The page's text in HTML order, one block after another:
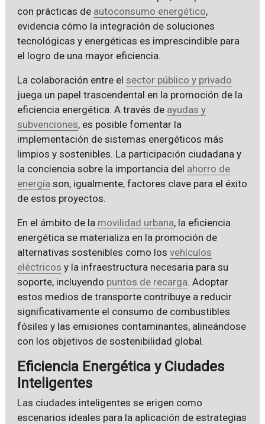
con prácticas de autoconsumo energético,
evidencia cómo la integración de soluciones
tecnológicas y energéticas es imprescindible para
el logro de una mayor eficiencia.
La colaboración entre el sector público y privado
juega un papel trascendental en la promoción de la
eficiencia energética. A través de ayudas y
subvenciones, es posible fomentar la
implementación de sistemas energéticos más
limpios y sostenibles. La participación ciudadana y
la conciencia sobre la importancia del ahorro de
energía son, igualmente, factores clave para el éxito
de estos proyectos.
En el ámbito de la movilidad urbana, la eficiencia
energética se materializa en la promoción de
alternativas sostenibles como los vehículos
eléctricos y la infraestructura necesaria para su
soporte, incluyendo puntos de recarga. Adoptar
estos medios de transporte contribuye a reducir
significativamente el consumo de combustibles
fósiles y las emisiones contaminantes, alineándose
con los objetivos de sostenibilidad global.
Eficiencia Energética y Ciudades
Inteligentes
Las ciudades inteligentes se erigen como
escenarios ideales para la aplicación de estrategias